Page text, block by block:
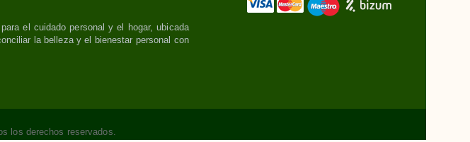
el cuidado personal y el hogar, ubicada
la belleza y el bienestar personal con
los derechos reservados.